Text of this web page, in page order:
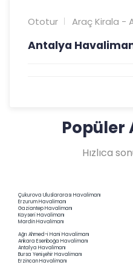
Ototur Araç Kirala -
Antalya
Popüler
Hızlıca
Çukurova Uluslararası Havalimanı
Erzurum Havalimanı
Gaziantep Havalimanı
Kayseri Havalimanı
Mardin Havalimanı
Ağrı Ahmed-i Hani Havalimanı
Ankara Esenboğa Havalimanı
Antalya Havalimanı
Bursa Yenişehir Havalimanı
Erzincan Havalimanı